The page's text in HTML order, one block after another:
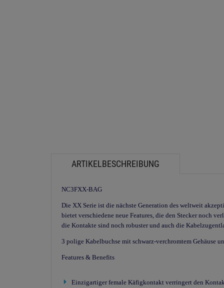
ARTIKELBESCHREIBUNG
NC3FXX-BAG
Die XX Serie ist die nächste Generation des weltweit
bietet verschiedene neue Features, die den Stecker noch
die Kontakte sind noch robuster und auch die
3 polige Kabelbuchse mit schwarz-verchromtem Gehäuse
Features & Benefits
Einzigartiger female Käfigkontakt verringert den